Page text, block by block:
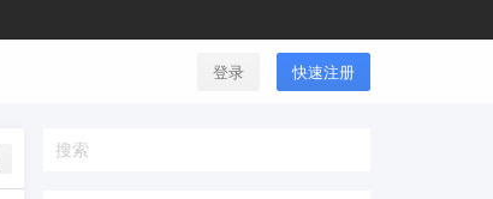
登录 快速注册